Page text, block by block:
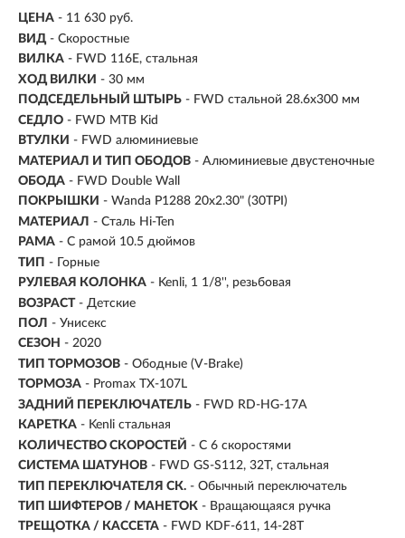
ЦЕНА - 11 630 руб.
ВИД - Скоростные
ВИЛКА - FWD 116E, стальная
ХОД ВИЛКИ - 30 мм
ПОДСЕДЕЛЬНЫЙ ШТЫРЬ - FWD стальной 28.6x300 мм
СЕДЛО - FWD MTB Kid
ВТУЛКИ - FWD алюминиевые
МАТЕРИАЛ И ТИП ОБОДОВ - Алюминиевые двустеночные
ОБОДА - FWD Double Wall
ПОКРЫШКИ - Wanda P1288 20x2.30" (30TPI)
МАТЕРИАЛ - Сталь Hi-Ten
РАМА - С рамой 10.5 дюймов
ТИП - Горные
РУЛЕВАЯ КОЛОНКА - Kenli, 1 1/8'', резьбовая
ВОЗРАСТ - Детские
ПОЛ - Унисекс
СЕЗОН - 2020
ТИП ТОРМОЗОВ - Ободные (V-Brake)
ТОРМОЗА - Promax TX-107L
ЗАДНИЙ ПЕРЕКЛЮЧАТЕЛЬ - FWD RD-HG-17A
КАРЕТКА - Kenli стальная
КОЛИЧЕСТВО СКОРОСТЕЙ - С 6 скоростями
СИСТЕМА ШАТУНОВ - FWD GS-S112, 32T, стальная
ТИП ПЕРЕКЛЮЧАТЕЛЯ СК. - Обычный переключатель
ТИП ШИФТЕРОВ / МАНЕТОК - Вращающаяся ручка
ТРЕЩОТКА / КАССЕТА - FWD KDF-611, 14-28T